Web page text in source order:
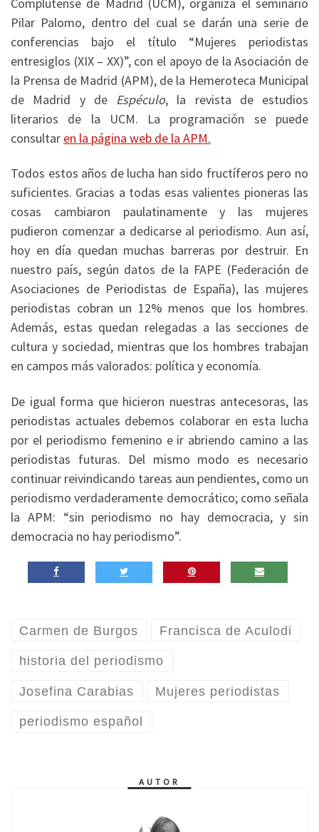
Pilar Palomo, dentro del cual se darán una serie de
conferencias bajo el título “Mujeres periodistas
entresiglos (XIX – XX)”, con el apoyo de la Asociación de
la Prensa de Madrid (APM), de la Hemeroteca Municipal
de Madrid y de Espéculo, la revista de estudios
literarios de la UCM. La programación se puede
consultar en la página web de la APM.
Todos estos años de lucha han sido fructíferos pero no
suficientes. Gracias a todas esas valientes pioneras las
cosas cambiaron paulatinamente y las mujeres
pudieron comenzar a dedicarse al periodismo. Aun así,
hoy en día quedan muchas barreras por destruir. En
nuestro país, según datos de la FAPE (Federación de
Asociaciones de Periodistas de España), las mujeres
periodistas cobran un 12% menos que los hombres.
Además, estas quedan relegadas a las secciones de
cultura y sociedad, mientras que los hombres trabajan
en campos más valorados: política y economía.
De igual forma que hicieron nuestras antecesoras, las
periodistas actuales debemos colaborar en esta lucha
por el periodismo femenino e ir abriendo camino a las
periodistas futuras. Del mismo modo es necesario
continuar reivindicando tareas aun pendientes, como un
periodismo verdaderamente democrático; como señala
la APM: “sin periodismo no hay democracia, y sin
democracia no hay periodismo”.
Carmen de Burgos Francisca de Aculodi
historia del periodismo
Josefina Carabias Mujeres periodistas
periodismo español
AUTOR